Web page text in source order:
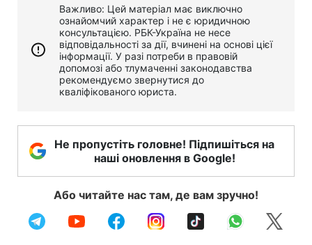
Важливо: Цей матеріал має виключно
ознайомчий характер і не є юридичною
консультацією. РБК-Україна не несе
відповідальності за дії, вчинені на основі цієї
інформації. У разі потреби в правовій
допомозі або тлумаченні законодавства
рекомендуємо звернутися до
кваліфікованого юриста.
Не пропустіть головне! Підпишіться на
наші оновлення в Google!
Або читайте нас там, де вам зручно!